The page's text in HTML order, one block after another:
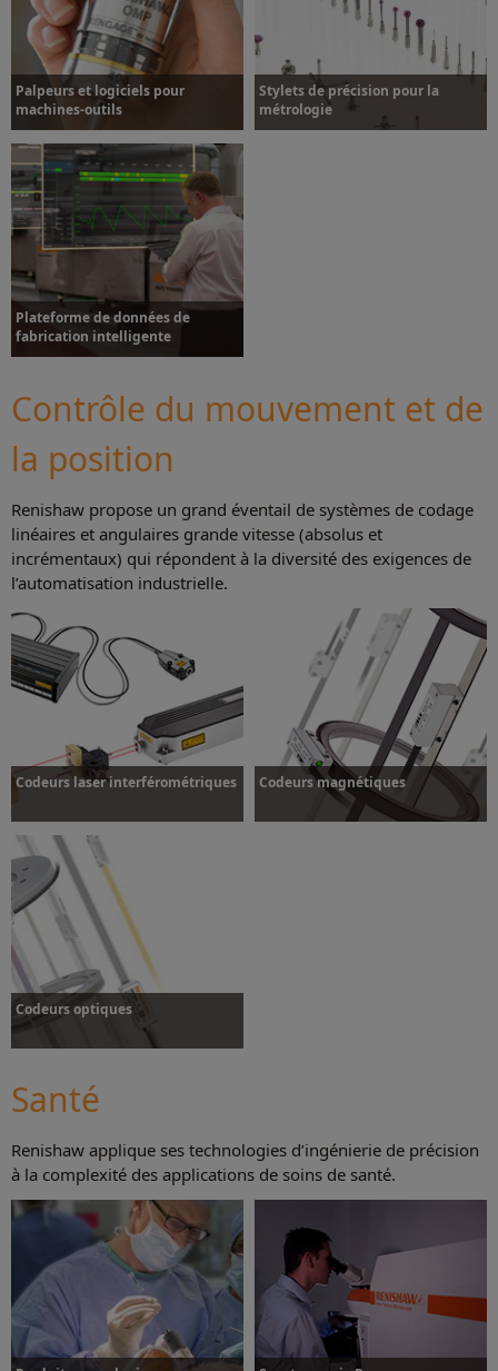
Plus d’informations Plus d’informations
Palpeurs et logiciels pour
machines-outils
Plus d’informations
Stylets de précision pour la
métrologie
Plateforme de données de
fabrication intelligente
Plus d’informations
Contrôle du mouvement et de
la position
Renishaw propose un grand éventail de systèmes de codage
linéaires et angulaires grande vitesse (absolus et
incrémentaux) qui répondent à la diversité des exigences de
l’automatisation industrielle.
Codeurs laser interférométriques
Plus d’informations
Codeurs magnétiques
Codeurs optiques
Plus d’informations
Santé
Renishaw applique ses technologies d’ingénierie de précision
à la complexité des applications de soins de santé.